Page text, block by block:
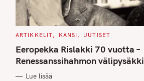
C
T
E
G
O
I
ARTIKKELIT KANSI UUTISET
Eeropekka Rislakki 70 vuotta –
Renessanssihahmon välipysäkki
Lue lisää